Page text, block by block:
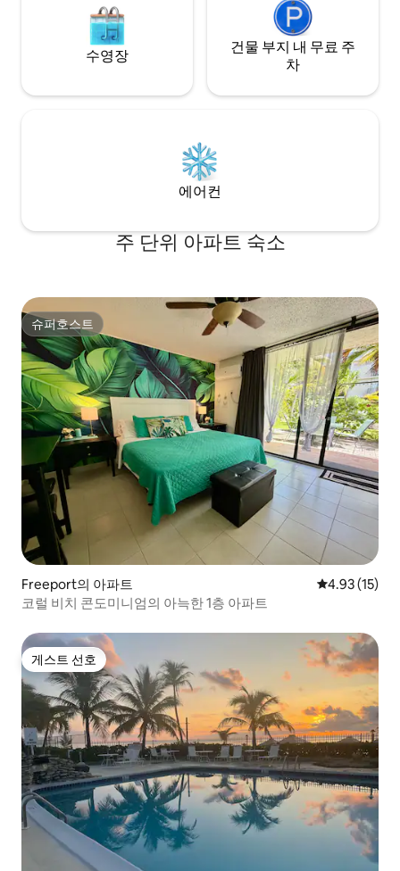
수영장
건물 부지 내 무료 주
차
에어컨
주 단위 아파트 숙소
슈퍼호스트
슈퍼호스트
Freeport의 아파트 평점 4.93점
4.93 (15)
코럴 비치 콘도미니엄의 아늑한 1층 아파트
게스트 선호
게스트 선호